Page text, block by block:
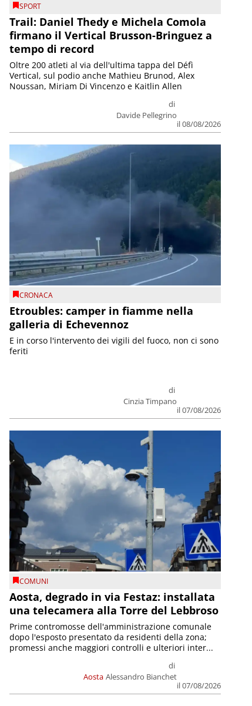
SPORT
Trail: Daniel Thedy e Michela Comola
firmano il Vertical Brusson-Bringuez a
tempo di record
di
Davide Pellegrino
il 08/08/2026
Oltre 200 atleti al via dell'ultima tappa del Défì
Vertical, sul podio anche Mathieu Brunod, Alex
Noussan, Miriam Di Vincenzo e Kaitlin Allen
CRONACA
Etroubles: camper in fiamme nella
galleria di Echevennoz
di
Cinzia Timpano
il 07/08/2026
E in corso l'intervento dei vigili del fuoco, non ci sono
feriti
COMUNI
Aosta, degrado in via Festaz: installata
una telecamera alla Torre del Lebbroso
Aosta
di
Alessandro Bianchet
il 07/08/2026
Prime contromosse dell'amministrazione comunale
dopo l'esposto presentato da residenti della zona;
promessi anche maggiori controlli e ulteriori inter...